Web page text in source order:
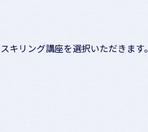
リング講座を選択いただきます。